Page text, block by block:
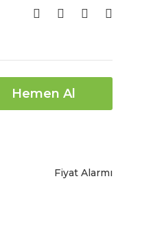
Hemen Al
Fiyat Alarmı